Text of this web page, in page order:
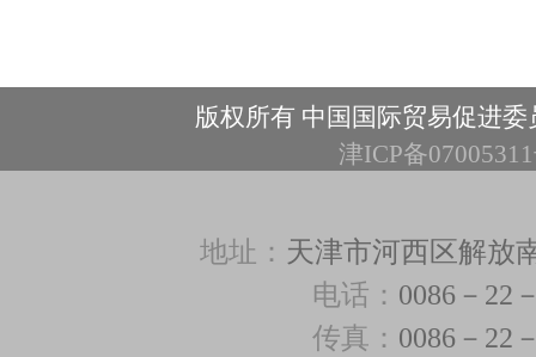
版权所有 中国国际贸易促进
津ICP备
地址： 天津市河西区解放
电话： 0086－22
传真： 0086－22